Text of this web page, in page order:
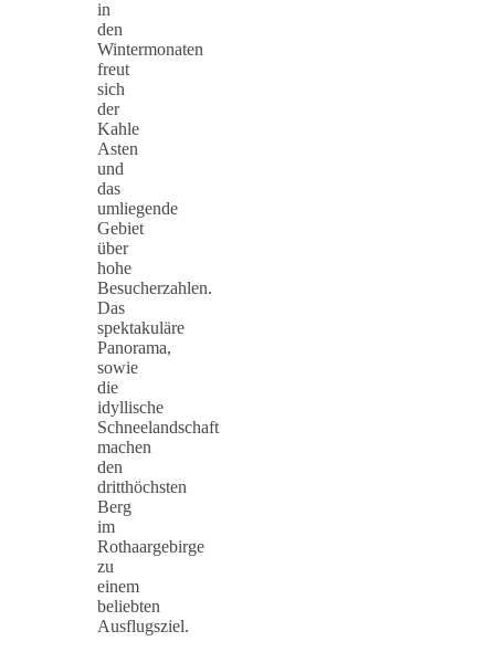
in
den
Wintermonaten
freut
sich
der
Kahle
Asten
und
das
umliegende
Gebiet
über
hohe
Besucherzahlen.
Das
spektakuläre
Panorama,
sowie
die
idyllische
Schneelandschaft
machen
den
dritthöchsten
Berg
im
Rothaargebirge
zu
einem
beliebten
Ausflugsziel.